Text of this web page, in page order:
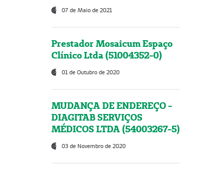
07 de Maio de 2021
Prestador Mosaicum Espaço
Clínico Ltda (51004352-0)
01 de Outubro de 2020
MUDANÇA DE ENDEREÇO -
DIAGITAB SERVIÇOS
MÉDICOS LTDA (54003267-5)
03 de Novembro de 2020